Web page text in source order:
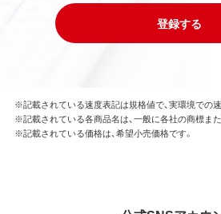
登録する
※記載されている速度表記は規格値で、実環境での
※記載されている各商品名は、一般に各社の商標ま
※記載されている価格は、希望小売価格です。